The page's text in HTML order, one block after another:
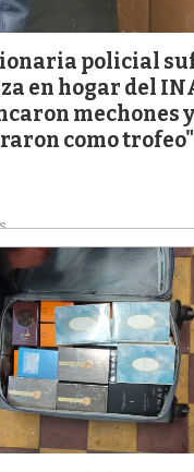
policial
en hogar del
mechones y
como trofeo"